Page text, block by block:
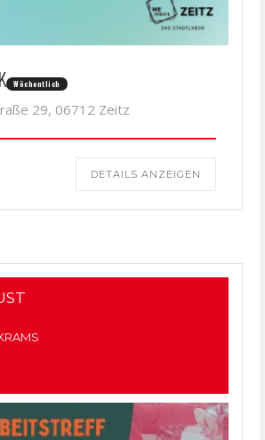
Wöchentlich
29, 06712 Zeitz
DETAILS ANZEIGEN